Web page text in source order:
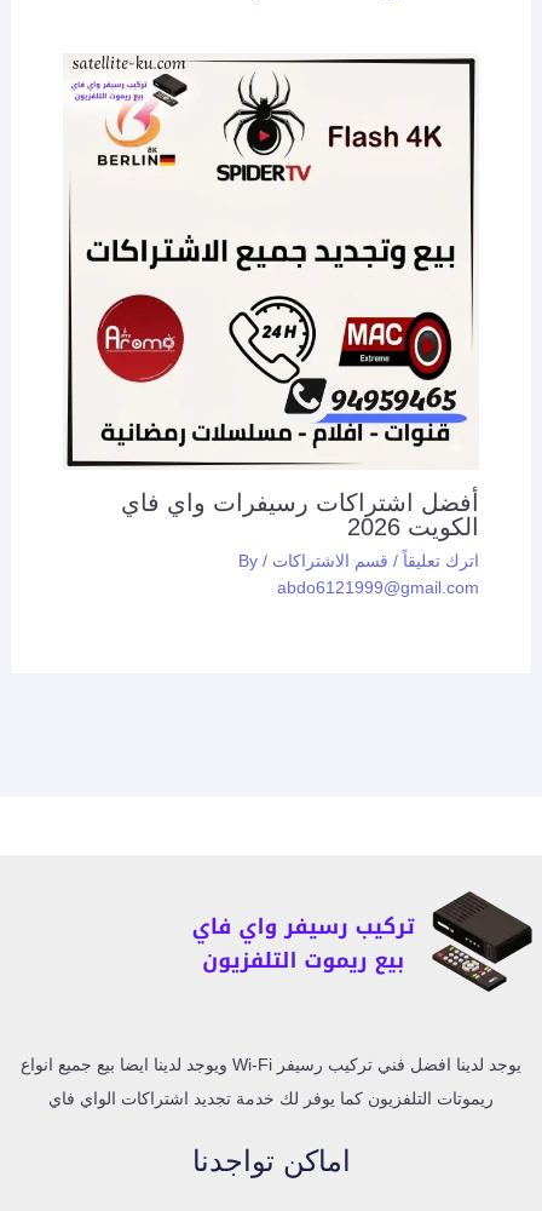
أفضل اشتراكات رسيفرات واي فاي
الكويت 2026
اترك تعليقاً / قسم الاشتراكات / By
abdo6121999@gmail.com
يوجد لدينا افضل فني تركيب رسيفر Wi-Fi ويوجد لدينا ايضا بيع جميع انواع
ريموتات التلفزيون كما يوفر لك خدمة تجديد اشتراكات الواي فاي
اماكن تواجدنا